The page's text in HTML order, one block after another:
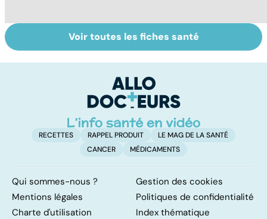
Tout savoir sur
les infections
Tout savoir sur
les maux du froid
Voir toutes les fiches santé
RECETTES RAPPEL PRODUIT
LE MAG DE LA SANTÉ
CANCER
MÉDICAMENTS
Qui sommes-nous ?
Gestion des cookies
Mentions légales
Politiques de confidentialité
Charte d'utilisation
Index thématique